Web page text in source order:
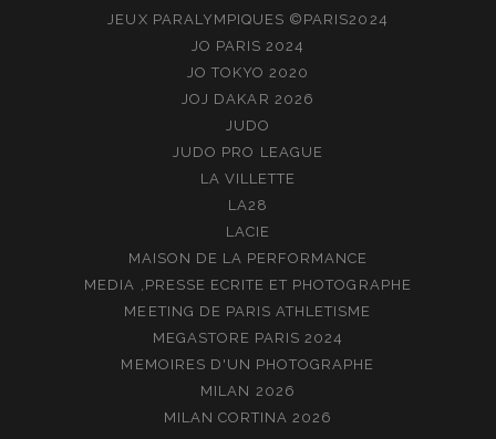
JEUX PARALYMPIQUES ©PARIS2024
JO PARIS 2024
JO TOKYO 2020
JOJ DAKAR 2026
JUDO
JUDO PRO LEAGUE
LA VILLETTE
LA28
LACIE
MAISON DE LA PERFORMANCE
MEDIA ,PRESSE ECRITE ET PHOTOGRAPHE
MEETING DE PARIS ATHLETISME
MEGASTORE PARIS 2024
MEMOIRES D'UN PHOTOGRAPHE
MILAN 2026
MILAN CORTINA 2026